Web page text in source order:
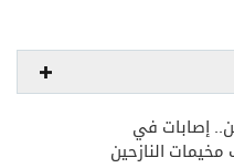
إصابات في
النازحين